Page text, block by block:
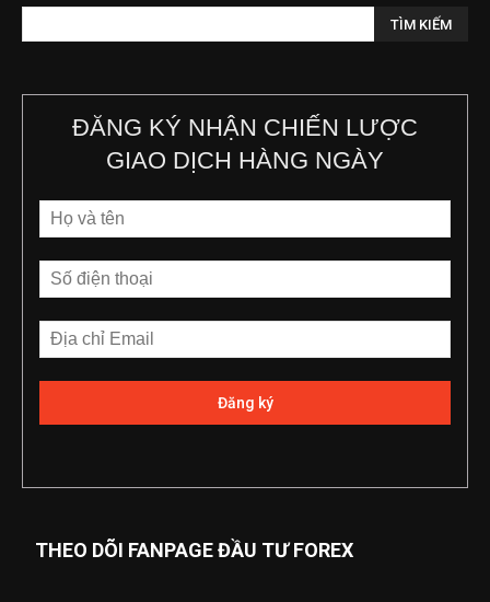
ĐĂNG KÝ NHẬN CHIẾN LƯỢC
GIAO DỊCH HÀNG NGÀY
THEO DÕI FANPAGE ĐẦU TƯ FOREX